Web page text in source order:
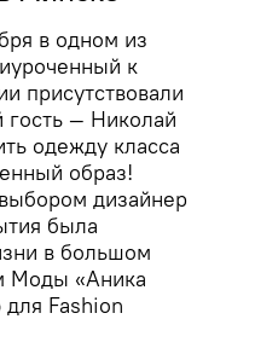
в одном из
к
присутствовали
гость — Николай
одежду класса
образ!
дизайнер
была
в большом
Моды «Аника
Fashion